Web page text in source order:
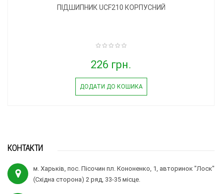
ПІДШИПНИК UCF210 КОРПУСНИЙ
226 грн.
ДОДАТИ ДО КОШИКА
КОНТАКТИ
м. Харьків, пос. Пісочин пл. Кононенко, 1, авторинок "Лоск"
(Східна сторона) 2 ряд, 33-35 місце.